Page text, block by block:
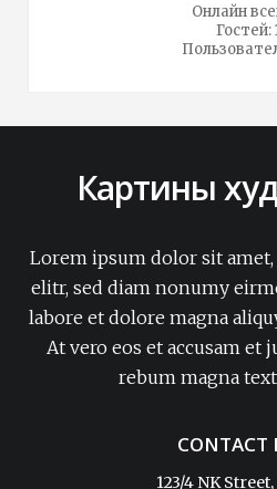
Онлайн
Гостей:
Картины
Lorem ipsum dolor sit
elitr, sed diam nonumy
labore et dolore magna
At vero eos et accusam et
rebum magna
CONTACT
123/4 NK